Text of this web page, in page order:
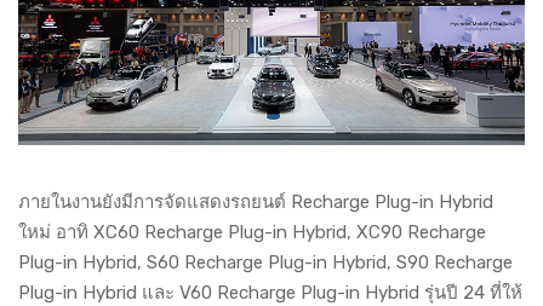
ภายในงานยังมีการจัดแสดงรถยนต์ Recharge Plug-in Hybrid
ใหม่ อาทิ XC60 Recharge Plug-in Hybrid, XC90 Recharge
Plug-in Hybrid, S60 Recharge Plug-in Hybrid, S90 Recharge
Plug-in Hybrid และ V60 Recharge Plug-in Hybrid รุ่นปี 24 ที่ให้